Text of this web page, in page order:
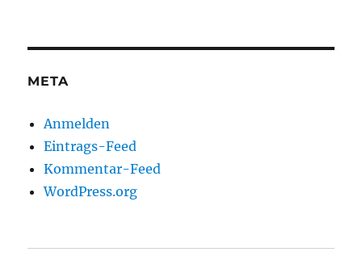
META
Anmelden
Eintrags-Feed
Kommentar-Feed
WordPress.org